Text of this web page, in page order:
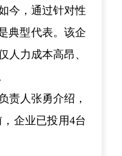
今，通过针对性
典型代表。该企
人力成本高昂、
责人张勇介绍，
企业已投用4台